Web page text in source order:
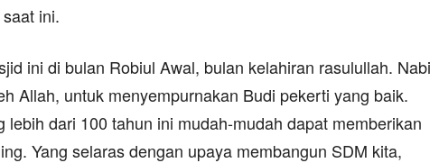
ini.
ini di bulan Robiul Awal, bulan kelahiran rasulullah. Nabi
Allah, untuk menyempurnakan Budi pekerti yang baik.
lebih dari 100 tahun ini mudah-mudah dapat memberikan
Yang selaras dengan upaya membangun SDM kita,